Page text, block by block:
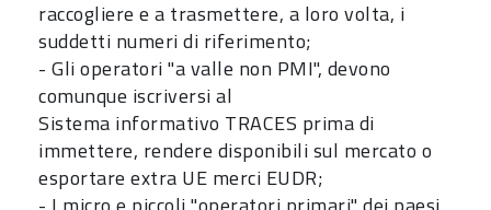
raccogliere e a trasmettere, a loro volta, i
suddetti numeri di riferimento;
- Gli operatori "a valle non PMI", devono
comunque iscriversi al
Sistema informativo TRACES prima di
immettere, rendere disponibili sul mercato o
esportare extra UE merci EUDR;